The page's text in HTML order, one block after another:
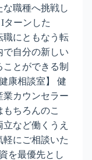
職種へ挑戦し
ターンした
職にともなう転
で自分の新しい
とができる制
康相談室】 健
業カウンセラー
ちろんのこ
など働くうえ
にご相談いた
を最優先とし